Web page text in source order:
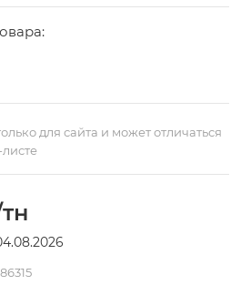
для сайта и может отличаться